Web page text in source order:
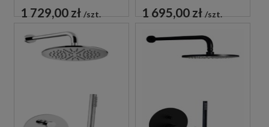
PRYSZNICOWY
1 729,00 zł szt.
PRYSZNICOWY
1 695,00 zł szt.